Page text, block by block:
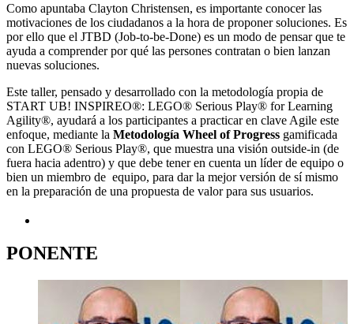
Como apuntaba Clayton Christensen, es importante conocer las
motivaciones de los ciudadanos a la hora de proponer soluciones. Es
por ello que el JTBD (Job-to-be-Done) es un modo de pensar que te
ayuda a comprender por qué las persones contratan o bien lanzan
nuevas soluciones.
Este taller, pensado y desarrollado con la metodología propia de
START UB! INSPIREO®: LEGO® Serious Play® for Learning
Agility®, ayudará a los participantes a practicar en clave Agile este
enfoque, mediante la Metodología Wheel of Progress gamificada
con LEGO® Serious Play®, que muestra una visión outside-in (de
fuera hacia adentro) y que debe tener en cuenta un líder de equipo o
bien un miembro de equipo, para dar la mejor versión de sí mismo
en la preparación de una propuesta de valor para sus usuarios.
PONENTE